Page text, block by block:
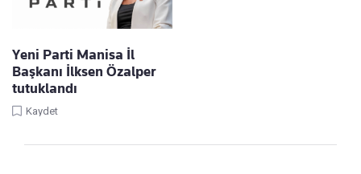
Yeni Parti Manisa İl
Başkanı İlksen Özalper
tutuklandı
Kaydet